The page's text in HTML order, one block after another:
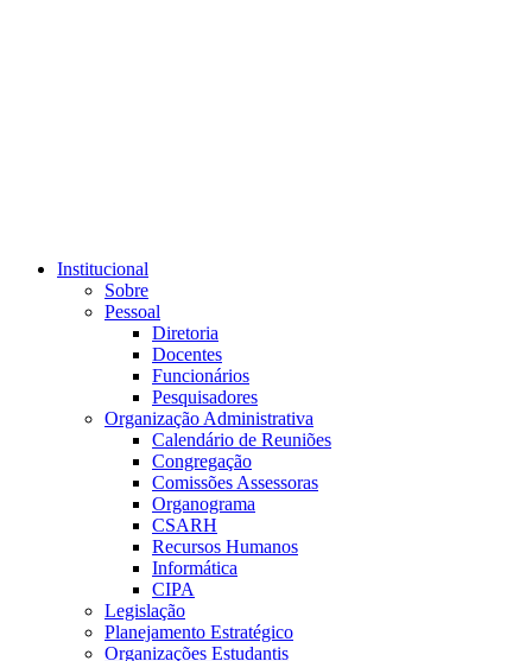
Institucional
Sobre
Pessoal
Diretoria
Docentes
Funcionários
Pesquisadores
Organização Administrativa
Calendário de Reuniões
Congregação
Comissões Assessoras
Organograma
CSARH
Recursos Humanos
Informática
CIPA
Legislação
Planejamento Estratégico
Organizações Estudantis